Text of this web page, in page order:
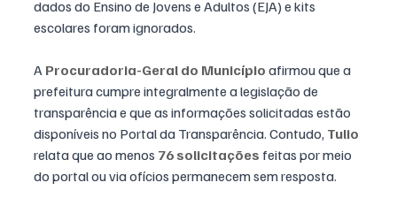
dados do Ensino de Jovens e Adultos (EJA) e kits
escolares foram ignorados.
A Procuradoria-Geral do Município afirmou que a
prefeitura cumpre integralmente a legislação de
transparência e que as informações solicitadas estão
disponíveis no Portal da Transparência. Contudo, Tulio
relata que ao menos 76 solicitações feitas por meio
do portal ou via ofícios permanecem sem resposta.